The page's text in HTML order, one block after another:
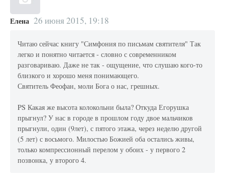
Елена 26 июня 2015, 19:18
Читаю сейчас книгу "Симфония по письмам святителя" Так
легко и понятно читается - словно с современником
разговариваю. Даже не так - ощущение, что слушаю кого-то
близкого и хорошо меня понимающего.
Святитель Феофан, моли Бога о нас, грешных.
PS Какая же высота колокольни была? Откуда Егорушка
прыгнул? У нас в городе в прошлом году двое мальчиков
прыгнули, один (9лет), с пятого этажа, через неделю другой
(5 лет) с восьмого. Милостью Божией оба остались живы,
только компрессионный перелом у обоих - у первого 2
позвонка, у второго 4.